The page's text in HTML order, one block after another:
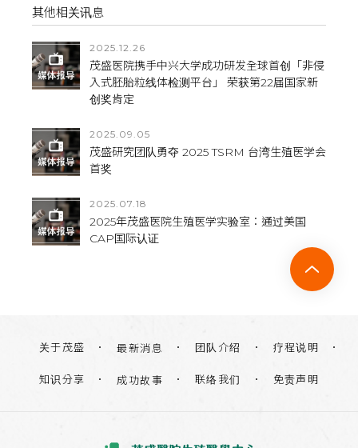
其他相关讯息
2025.12.26
茂盛医院携手中兴大学成功研发全球首创「非侵
入式胚胎粒线体检测平台」 荣获第22届国家新
创奖肯定
2025.09.05
茂盛研究团队勇夺 2025 TSRM 台湾生殖医学会
首奖
2025.07.18
2025年茂盛医院生殖医学实验室：通过美国
CAP国际认证
关于茂盛 最新消息 团队介绍 疗程说明
知识分享 成功故事 联络我们 免责声明